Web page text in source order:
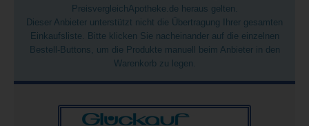
PreisvergleichApotheke.de heraus gelten.
Dieser Anbieter unterstützt nicht die Übertragung Ihrer gesamten
Einkaufsliste. Bitte klicken Sie nacheinander auf die einzelnen
Bestell-Buttons, um die Produkte manuell beim Anbieter in den
Warenkorb zu legen.